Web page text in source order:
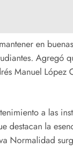
en
Agregó
Manuel López
a las
destacan la
Normalidad